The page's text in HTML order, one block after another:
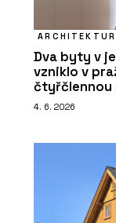
Dva byty v
vzniklo v
čtyřčlennou
4. 6. 2026